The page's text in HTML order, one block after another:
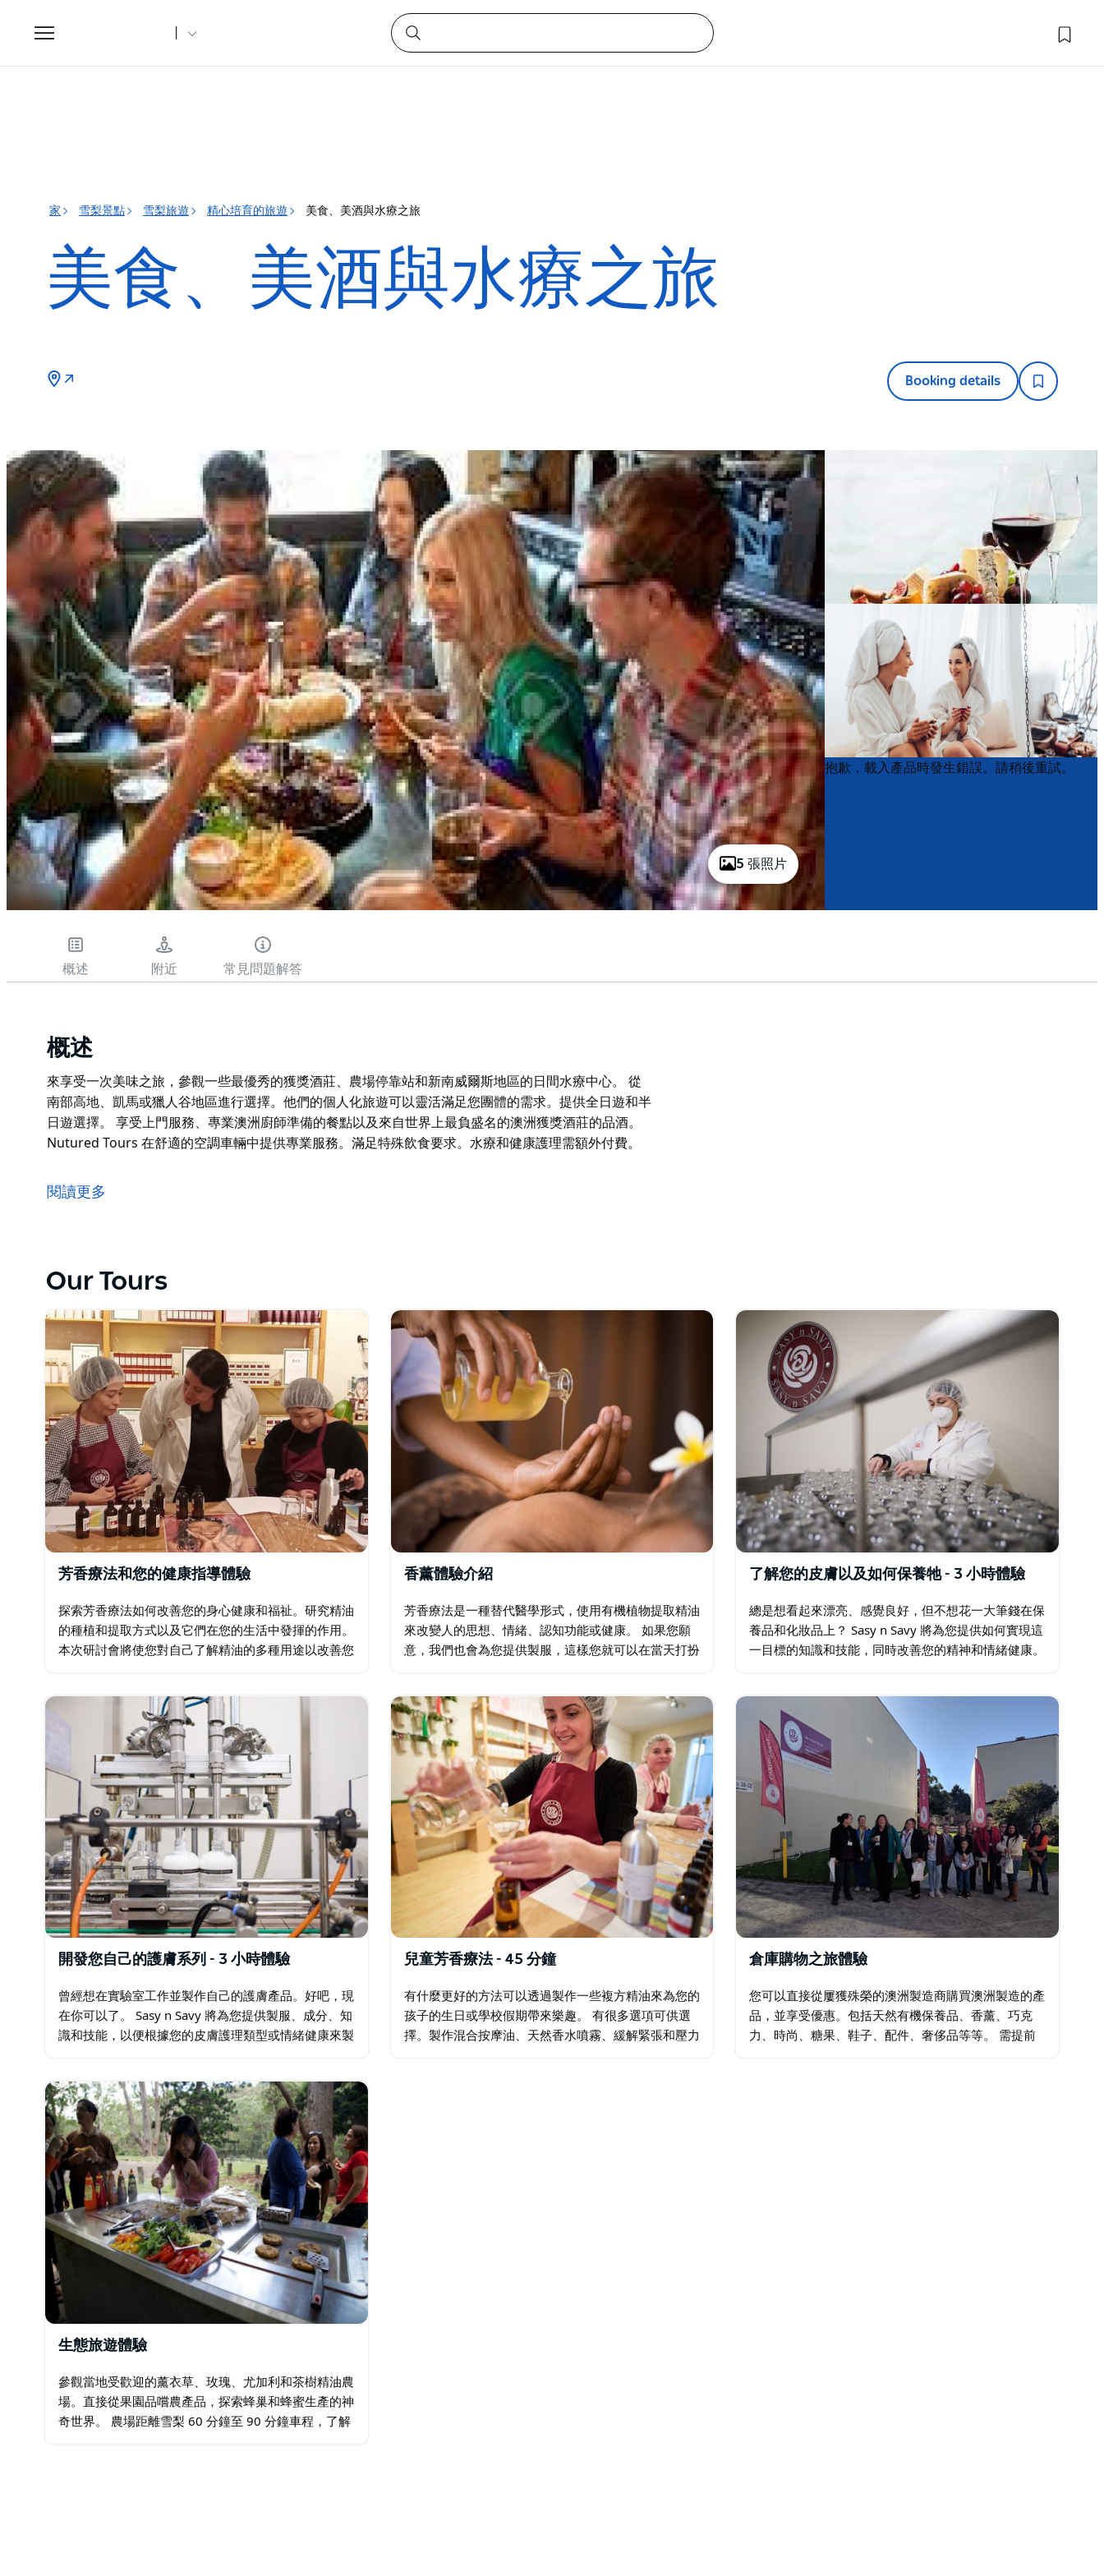
Toggle
navigation
家 雪梨景點 雪梨旅遊 精心培育的旅遊 美食、美酒與水療之旅
美食、美酒與水療之旅
Booking details
5 張照片
Product
Product
抱歉，載入產品時發生錯誤。請稍後重試。
概述 附近 常見問題解答
概述
來享受一次美味之旅，參觀一些最優秀的獲獎酒莊、農場停靠站和新南威爾斯地區的日間水療中心。 從
南部高地、凱馬或獵人谷地區進行選擇。他們的個人化旅遊可以靈活滿足您團體的需求。提供全日遊和半
日遊選擇。 享受上門服務、專業澳洲廚師準備的餐點以及來自世界上最負盛名的澳洲獲獎酒莊的品酒。
Nutured Tours 在舒適的空調車輛中提供專業服務。滿足特殊飲食要求。水療和健康護理需額外付費。
從南部高地、凱馬或獵人谷地區進行選擇。他們的個人化旅遊可以靈活滿足您團體的需求。提供全日遊和
Nutured Tours 在舒適的空調車輛中提供專業服務。滿足特殊飲食要求。水療和健康護理需額外付費。
閱讀更多
Our Tours
芳香療法和您的健康指導體驗
探索芳香療法如何改善您的身心健康和福祉。研究精油
的種植和提取方式以及它們在您的生活中發揮的作用。
本次研討會將使您對自己了解精油的多種用途以改善您
香薰體驗介紹
芳香療法是一種替代醫學形式，使用有機植物提取精油
來改變人的思想、情緒、認知功能或健康。 如果您願
意，我們也會為您提供製服，這樣您就可以在當天打扮
了解您的皮膚以及如何保養牠 - 3 小時體驗
總是想看起來漂亮、感覺良好，但不想花一大筆錢在保
養品和化妝品上？ Sasy n Savy 將為您提供如何實現這
一目標的知識和技能，同時改善您的精神和情緒健康。
開發您自己的護膚系列 - 3 小時體驗
曾經想在實驗室工作並製作自己的護膚產品。好吧，現
在你可以了。 Sasy n Savy 將為您提供製服、成分、知
識和技能，以便根據您的皮膚護理類型或情緒健康來製
兒童芳香療法 - 45 分鐘
有什麼更好的方法可以透過製作一些複方精油來為您的
孩子的生日或學校假期帶來樂趣。 有很多選項可供選
擇。製作混合按摩油、天然香水噴霧、緩解緊張和壓力
倉庫購物之旅體驗
您可以直接從屢獲殊榮的澳洲製造商購買澳洲製造的產
品，並享受優惠。包括天然有機保養品、香薰、巧克
力、時尚、糖果、鞋子、配件、奢侈品等等。 需提前
生態旅遊體驗
參觀當地受歡迎的薰衣草、玫瑰、尤加利和茶樹精油農
場。直接從果園品嚐農產品，探索蜂巢和蜂蜜生產的神
奇世界。 農場距離雪梨 60 分鐘至 90 分鐘車程，了解